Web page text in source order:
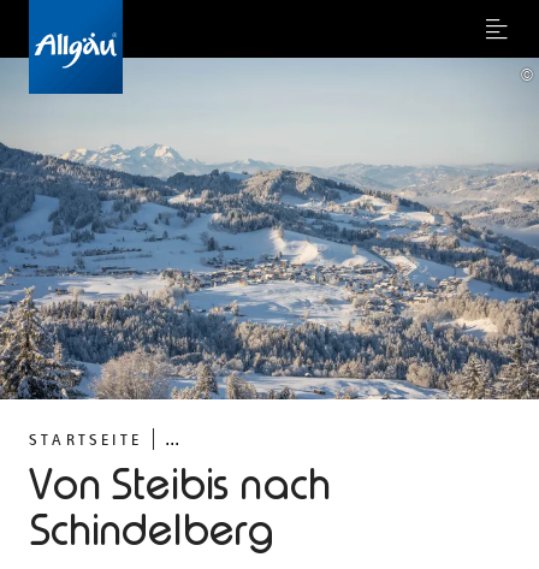
Menu
STARTSEITE ...
Von Steibis nach
Schindelberg
©